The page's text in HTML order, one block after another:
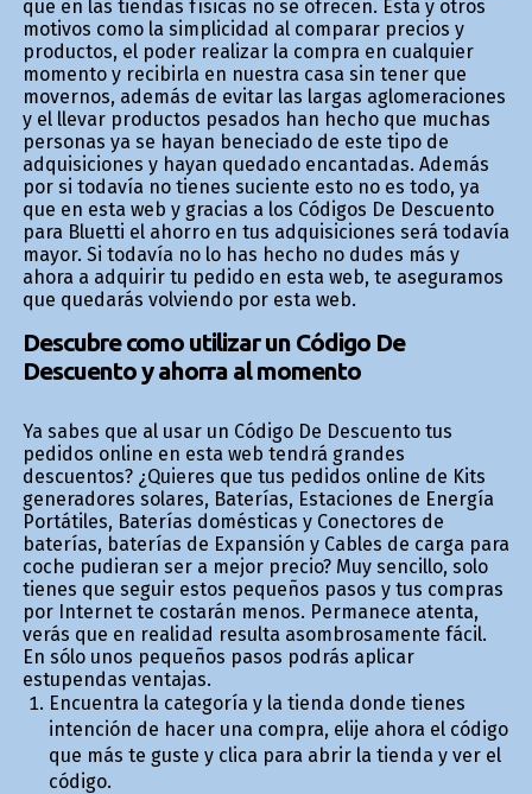
que en las tiendas físicas no se ofrecen. Esta y otros
motivos como la simplicidad al comparar precios y
productos, el poder realizar la compra en cualquier
momento y recibirla en nuestra casa sin tener que
movernos, además de evitar las largas aglomeraciones
y el llevar productos pesados han hecho que muchas
personas ya se hayan beneficiado de este tipo de
adquisiciones y hayan quedado encantadas. Además
por si todavía no tienes suficiente esto no es todo, ya
que en esta web y gracias a los Códigos De Descuento
para Bluetti el ahorro en tus adquisiciones será todavía
mayor. Si todavía no lo has hecho no dudes más y
ahora a adquirir tu pedido en esta web, te aseguramos
que quedarás volviendo por esta web.
Descubre como utilizar un Código De
Descuento y ahorra al momento
Ya sabes que al usar un Código De Descuento tus
pedidos online en esta web tendrá grandes
descuentos? ¿Quieres que tus pedidos online de Kits
generadores solares, Baterías, Estaciones de Energía
Portátiles, Baterías domésticas y Conectores de
baterías, baterías de Expansión y Cables de carga para
coche pudieran ser a mejor precio? Muy sencillo, solo
tienes que seguir estos pequeños pasos y tus compras
por Internet te costarán menos. Permanece atenta,
verás que en realidad resulta asombrosamente fácil.
En sólo unos pequeños pasos podrás aplicar
estupendas ventajas.
Encuentra la categoría y la tienda donde tienes
intención de hacer una compra, elije ahora el código
que más te guste y clica para abrir la tienda y ver el
código.